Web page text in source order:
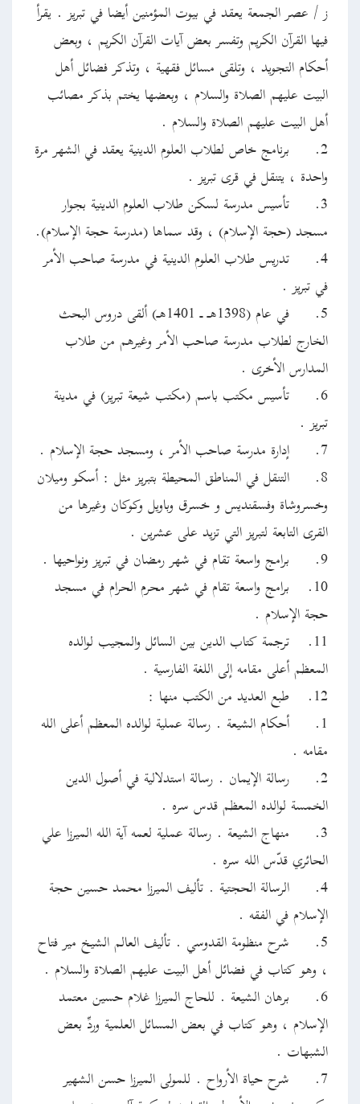
ز / عصر الجمعة يعقد في بيوت المؤمنين أيضا في تبريز . يقرأ
فيها القرآن الكريم وتفسر بعض آيات القرآن الكريم ، وبعض
أحكام التجويد ، وتلقى مسائل فقهية ، وتذكر فضائل أهل
البيت عليهم الصلاة والسلام ، وبعضها يختم بذكر مصائب
أهل البيت عليهم الصلاة والسلام .
2.
برنامج خاص لطلاب العلوم الدينية يعقد في الشهر مرة
واحدة ، يتنقل في قرى تبريز .
3.
تأسيس مدرسة لسكن طلاب العلوم الدينية بجوار
مسجد (حجة الإسلام) ، وقد سماها (مدرسة حجة الإسلام).
4.
تدريس طلاب العلوم الدينية في مدرسة صاحب الأمر
في تبريز .
5.
في عام (1398هـ ـ 1401هـ) ألقى دروس البحث
الخارج لطلاب مدرسة صاحب الأمر وغيرهم من طلاب
المدارس الأخرى .
6.
تأسيس مكتب باسم (مكتب شيعة تبريز) في مدينة
تبريز .
7.
إدارة مدرسة صاحب الأمر ، ومسجد حجة الإسلام .
8.
التنقل في المناطق المحيطة بتبريز مثل : أسكو وميلان
وخسروشاة وفسقنديس و خسرق وباويل وكوكان وغيرها من
القرى التابعة لتبريز التي تزيد على عشرين .
9.
برامج واسعة تقام في شهر رمضان في تبريز ونواحيها .
10.
برامج واسعة تقام في شهر محرم الحرام في مسجد
حجة الإسلام .
11.
ترجمة كتاب الدين بين السائل والمجيب لوالده
المعظم أعلى مقامه إلى اللغة الفارسية .
12.
طبع العديد من الكتب منها :
1.
أحكام الشيعة . رسالة عملية لوالده المعظم أعلى الله
مقامه .
2.
رسالة الإيمان . رسالة استدلالية في أصول الدين
الخمسة لوالده المعظم قدس سره .
3.
منهاج الشيعة . رسالة عملية لعمه آية الله الميرزا علي
الحائري قدّس الله سره .
4.
الرسالة الحجتية . تأليف الميرزا محمد حسين حجة
الإسلام في الفقه .
5.
شرح منظومة القدوسي . تأليف العالم الشيخ مير فتاح
، وهو كتاب في فضائل أهل البيت عليهم الصلاة والسلام .
6.
برهان الشيعة . للحاج الميرزا غلام حسين معتمد
الإسلام ، وهو كتاب في بعض المسائل العلمية وردِّ بعض
الشبهات .
7.
شرح حياة الأرواح . للمولى الميرزا حسن الشهير